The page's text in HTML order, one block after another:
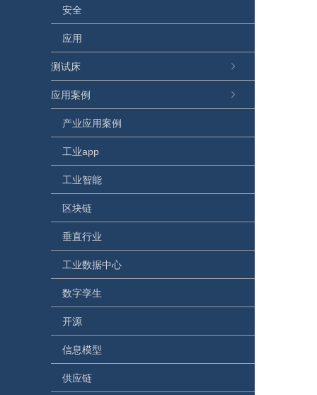
安全
应用
测试床
应用案例
产业应用案例
工业app
工业智能
区块链
垂直行业
工业数据中心
数字孪生
开源
信息模型
供应链